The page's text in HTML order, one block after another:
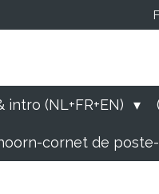
intro (NL+FR+EN)
cornet de